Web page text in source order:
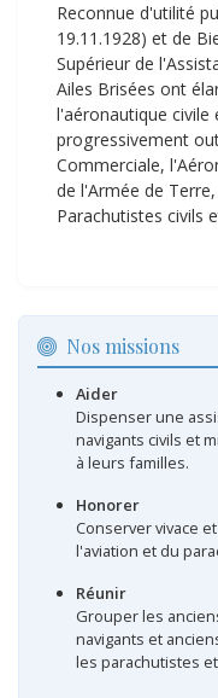
Reconnue d'utilité
19.11.1928) et de
Supérieur de
Ailes Brisées ont
l'aéronautique
progressivement
Commerciale,
de l'Armée de
Parachutistes civils
Nos missions
Aider
Dispenser une
navigants civils et
à leurs familles.
Honorer
Conserver vivace
l'aviation et du
Réunir
Grouper les
navigants et
les parachutistes